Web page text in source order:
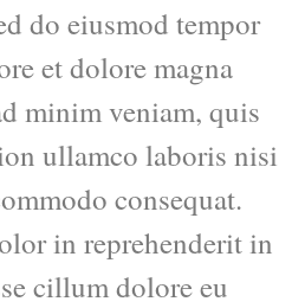
do eiusmod tempor
et dolore magna
minim veniam, quis
ullamco laboris nisi
consequat.
in reprehenderit in
cillum dolore eu